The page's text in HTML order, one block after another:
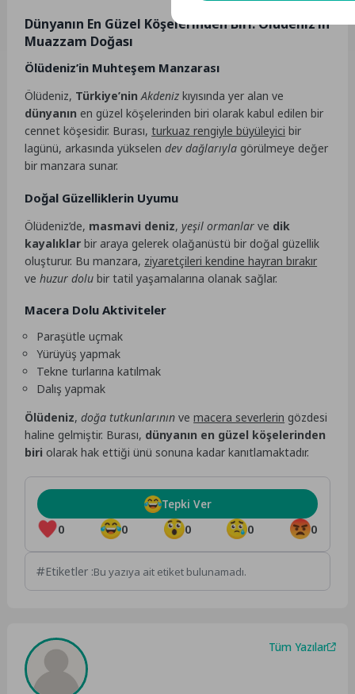
Dünyanın En Güzel Köşelerinden Biri: Ölüdeniz’in
Muazzam Doğası
Ölüdeniz’in Muhteşem Manzarası
Ölüdeniz, Türkiye’nin Akdeniz kıyısında yer alan ve
dünyanın en güzel köşelerinden biri olarak kabul edilen bir
cennet köşesidir. Burası,turkuaz rengiyle büyüleyici bir
lagünü, arkasında yükselendev dağlarıyla görülmeye değer
bir manzara sunar.
Doğal Güzelliklerin Uyumu
Ölüdeniz’de, masmavi deniz,yeşil ormanlar ve dik
kayalıklar bir araya gelerek olağanüstü bir doğal güzellik
oluşturur. Bu manzara, ziyaretçileri kendine hayran bırakır
vehuzur dolu bir tatil yaşamalarına olanak sağlar.
Macera Dolu Aktiviteler
Paraşütle uçmak
Yürüyüş yapmak
Tekne turlarına katılmak
Dalış yapmak
Ölüdeniz,doğa tutkunlarının vemacera severlerin gözdesi
haline gelmiştir. Burası, dünyanın en güzel köşelerinden
biri olarak hak ettiği ünü sonuna kadar kanıtlamaktadır.
0 0 0 0 0
Tepki Ver
Etiketler :Bu yazıya ait etiket bulunamadı.
Tüm Yazılar